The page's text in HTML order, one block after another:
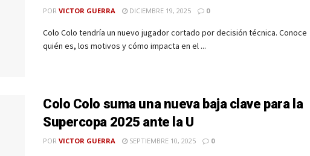
POR VICTOR GUERRA DICIEMBRE 19, 2025 0
Colo Colo tendría un nuevo jugador cortado por decisión técnica. Conoce
quién es, los motivos y cómo impacta en el ...
Colo Colo suma una nueva baja clave para la
Supercopa 2025 ante la U
POR VICTOR GUERRA SEPTIEMBRE 10, 2025 0